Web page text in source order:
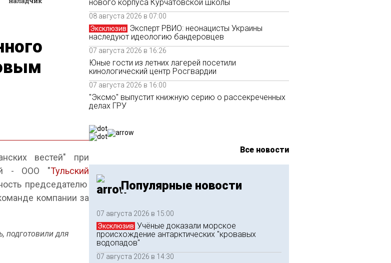
вестей" при
- ООО "Тульский
председателю
компании за
подготовили для
нового корпуса Курчатовской школы
08 августа 2026 в 07:00
Эксклюзив Эксперт РВИО: неонацисты Украины
наследуют идеологию бандеровцев
07 августа 2026 в 16:26
Юные гости из летних лагерей посетили
кинологический центр Росгвардии
07 августа 2026 в 16:00
"Эксмо" выпустит книжную серию о рассекреченных
делах ГРУ
Все новости
Популярные новости
07 августа 2026 в 15:00
Эксклюзив Учёные доказали морское
происхождение антарктических "кровавых
водопадов"
07 августа 2026 в 14:30